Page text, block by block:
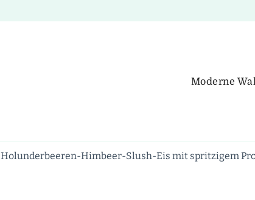
Moderne
Holunderbeeren-Himbeer-Slush-Eis mit spritzigem